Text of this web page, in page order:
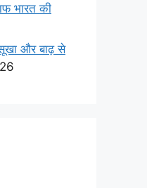
भारत की
और बाढ़ से